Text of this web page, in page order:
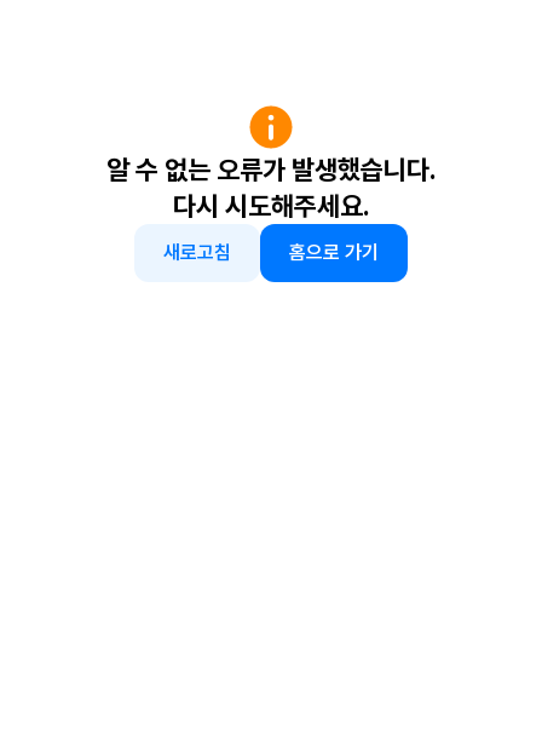
알 수 없는 오류가 발생했습니다.
다시 시도해주세요.
새로고침 홈으로 가기